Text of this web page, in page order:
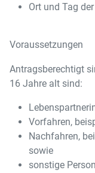
Ort und Tag
Voraussetzungen
Antragsberechtigt
16 Jahre alt sind:
Vorfahren,
Nachfahren,
sowie
sonstige